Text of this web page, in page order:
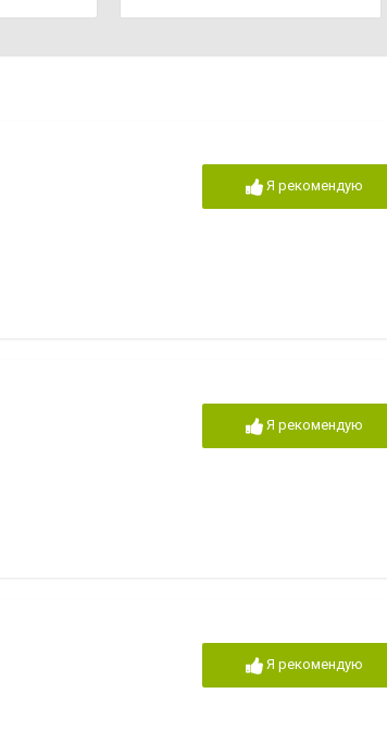
Я рекомендую
Я рекомендую
Я рекомендую